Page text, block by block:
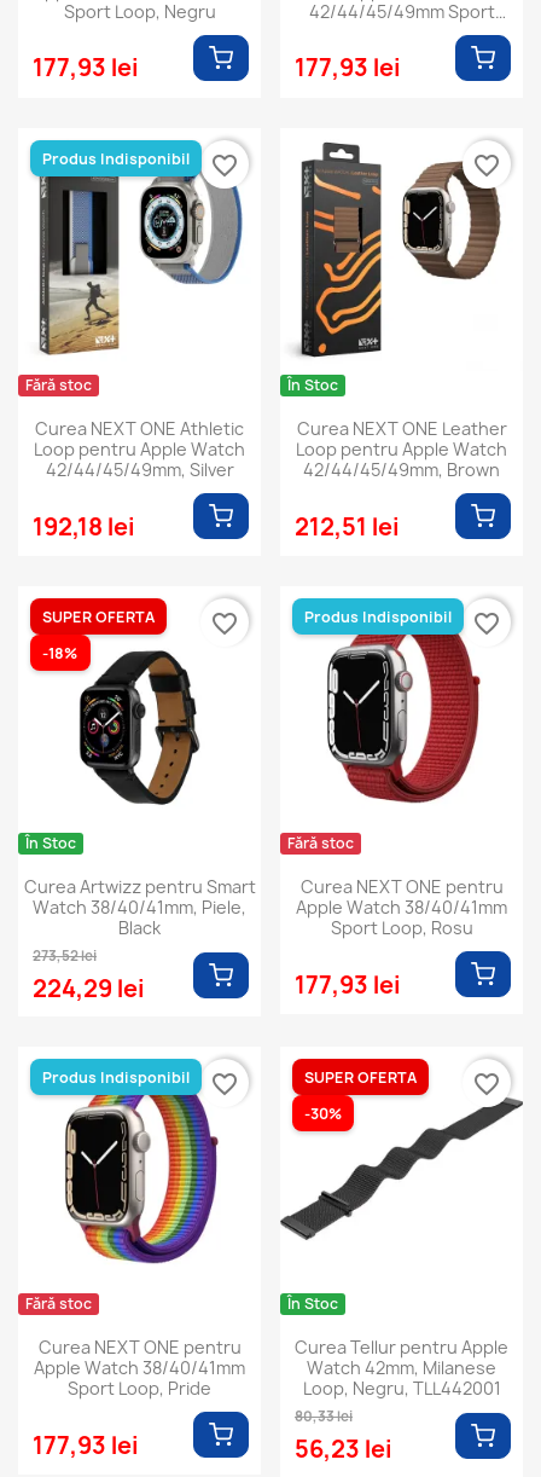
Sport Loop, Negru
177,93 lei
42/44/45/49mm Sport
177,93 lei
Fără stoc
Curea NEXT ONE Athletic
Loop pentru Apple Watch
42/44/45/49mm, Silver
192,18 lei
Produs Indisponibil favorite_border
În Stoc
Curea NEXT ONE Leather
Loop pentru Apple Watch
42/44/45/49mm, Brown
212,51 lei
favorite_border
În Stoc
Curea Artwizz pentru Smart
Watch 38/40/41mm, Piele,
Black
273,52 lei
224,29 lei
SUPER OFERTA
-18%
favorite_border
Fără stoc
Curea NEXT ONE pentru
Apple Watch 38/40/41mm
Sport Loop, Rosu
177,93 lei
Produs Indisponibil favorite_border
Fără stoc
Curea NEXT ONE pentru
Apple Watch 38/40/41mm
Sport Loop, Pride
177,93 lei
Produs Indisponibil favorite_border
În Stoc
Curea Tellur pentru Apple
Watch 42mm, Milanese
Loop, Negru, TLL442001
80,33 lei
56,23 lei
SUPER OFERTA
-30%
favorite_border